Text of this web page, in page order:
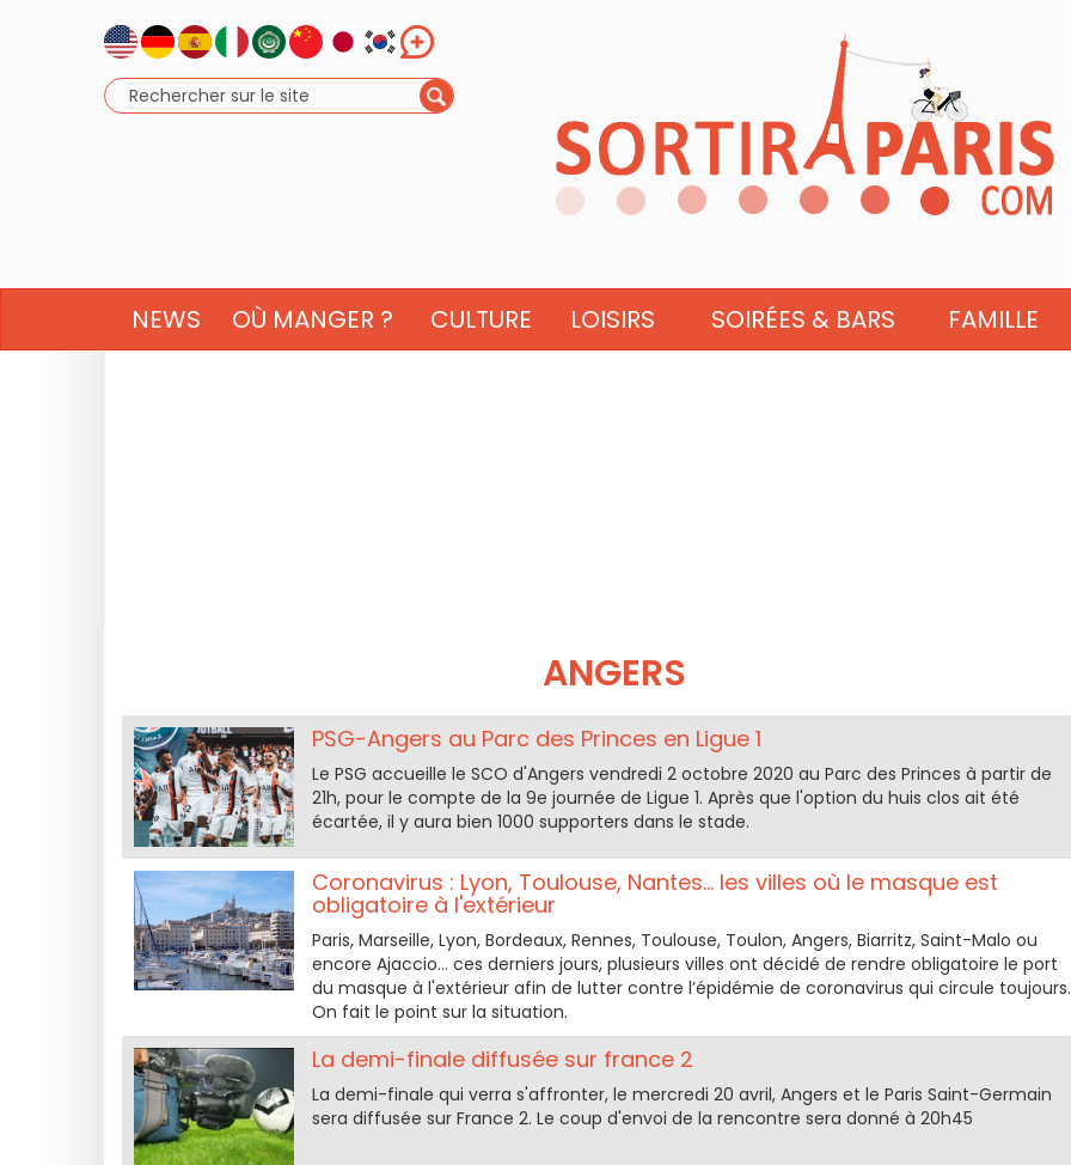
NEWS OÙ MANGER ? CULTURE LOISIRS SOIRÉES & BARS FAMILLE
ANGERS
PSG-Angers au Parc des Princes en Ligue 1
Le PSG accueille le SCO d'Angers vendredi 2 octobre 2020 au Parc des Princes à partir de
21h, pour le compte de la 9e journée de Ligue 1. Après que l'option du huis clos ait été
écartée, il y aura bien 1000 supporters dans le stade.
Coronavirus : Lyon, Toulouse, Nantes... les villes où le masque est
obligatoire à l'extérieur
Paris, Marseille, Lyon, Bordeaux, Rennes, Toulouse, Toulon, Angers, Biarritz, Saint-Malo ou
encore Ajaccio... ces derniers jours, plusieurs villes ont décidé de rendre obligatoire le port
du masque à l'extérieur afin de lutter contre l’épidémie de coronavirus qui circule toujours.
On fait le point sur la situation.
La demi-finale diffusée sur france 2
La demi-finale qui verra s'affronter, le mercredi 20 avril, Angers et le Paris Saint-Germain
sera diffusée sur France 2. Le coup d'envoi de la rencontre sera donné à 20h45